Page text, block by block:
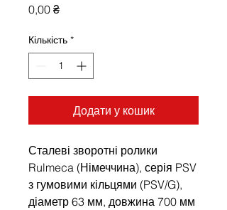
0,00 ₴Ціна
Кількість *
Додати у кошик
Сталеві зворотні ролики
Rulmeca (Німеччина), серія PSV
з гумовими кільцями (PSV/G),
діаметр 63 мм, довжина 700 мм